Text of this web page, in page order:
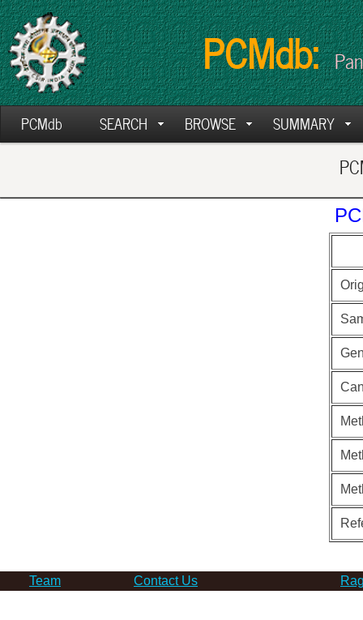
PCMdb:
PCMdb SEARCH BROWSE SUMMARY
Team Contact Us